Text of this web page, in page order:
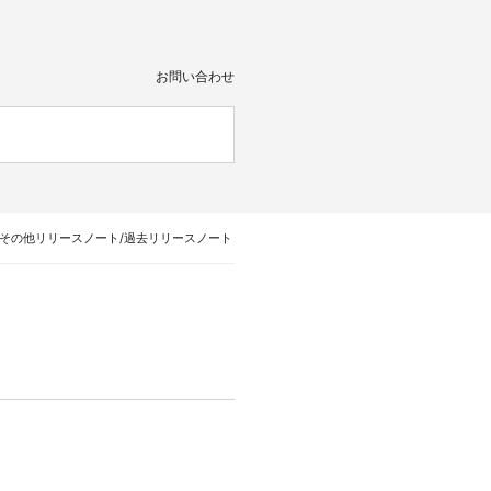
お問い合わせ
の他リリースノート/過去リリースノート